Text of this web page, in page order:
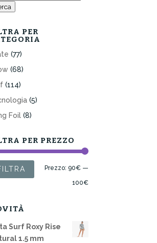
PER
(77)
(68)
(114)
(5)
Foil (8)
PER PREZZO
Prezzo
Min
Prezzo
Max
Prezzo: 90€—
100€
Surf Roxy Rise
1.5 mm